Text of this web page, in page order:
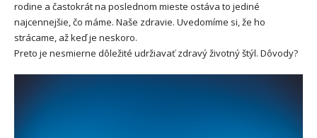
rodine a častokrát na poslednom mieste ostáva to jediné
najcennejšie, čo máme. Naše zdravie. Uvedomíme si, že ho
strácame, až keď je neskoro.
Preto je nesmierne dôležité udržiavať zdravý životný štýl. Dôvody?